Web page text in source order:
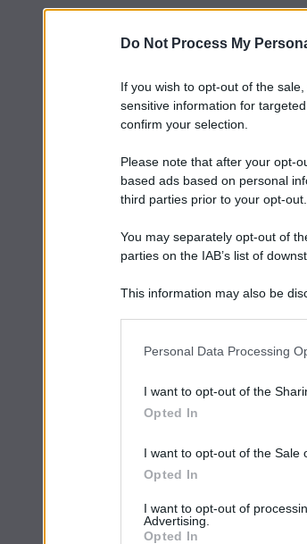
Do Not Process My
If you wish to opt-out of the
sensitive information for
confirm your selection.
Please note that after your opt-
based ads based on personal
third parties prior to your opt-out.
You may separately opt-out of
parties on the IAB’s list of
This information may also be
Personal Data Processing
I want to opt-out of the
Opted In
I want to opt-out of the Sale
Opted In
I want to opt-out of
Advertising.
Opted In